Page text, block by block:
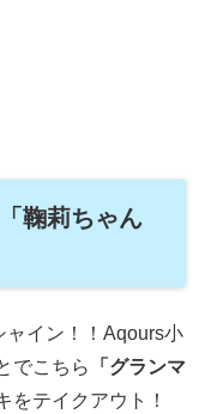
鞠莉ちゃん
ャイン！！Aqours小
でこちら
「グランマ
をテイクアウト！